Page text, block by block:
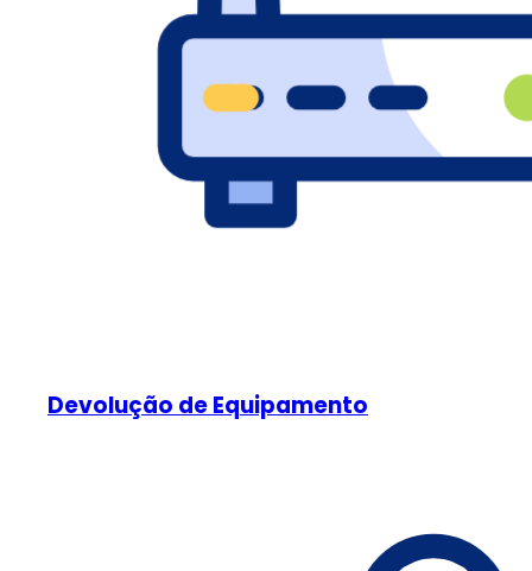
Devolução de Equipamento